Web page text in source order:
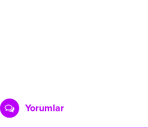
Yorumlar